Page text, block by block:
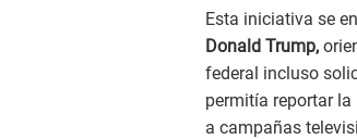
Esta iniciativa se
Donald Trump,
federal incluso
permitía reportar
a campañas